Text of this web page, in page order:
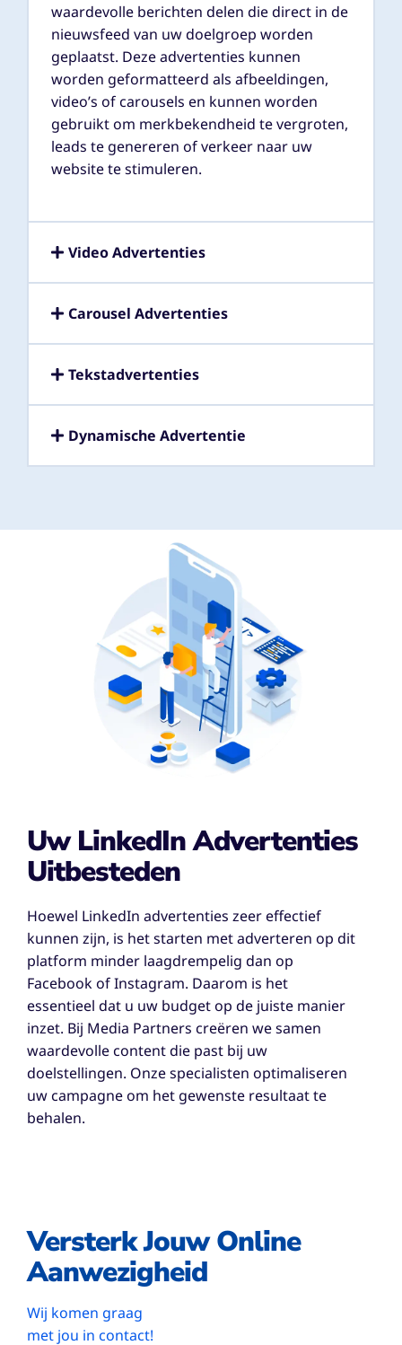
waardevolle berichten delen die direct in de
nieuwsfeed van uw doelgroep worden
geplaatst. Deze advertenties kunnen
worden geformatteerd als afbeeldingen,
video’s of carousels en kunnen worden
gebruikt om merkbekendheid te vergroten,
leads te genereren of verkeer naar uw
website te stimuleren.
Video Advertenties
Carousel Advertenties
Tekstadvertenties
Dynamische Advertentie
Uw LinkedIn Advertenties
Uitbesteden
Hoewel LinkedIn advertenties zeer effectief
kunnen zijn, is het starten met adverteren op dit
platform minder laagdrempelig dan op
Facebook of Instagram. Daarom is het
essentieel dat u uw budget op de juiste manier
inzet. Bij Media Partners creëren we samen
waardevolle content die past bij uw
doelstellingen. Onze specialisten optimaliseren
uw campagne om het gewenste resultaat te
behalen.
Versterk Jouw Online
Aanwezigheid
Wij komen graag
met jou in contact!